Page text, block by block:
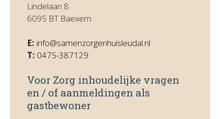
Lindelaan 8
6095 BT Baexem
E: info@samenzorgenhuisleudal.nl
T: 0475-387129
Voor Zorg inhoudelijke vragen
en / of aanmeldingen als
gastbewoner